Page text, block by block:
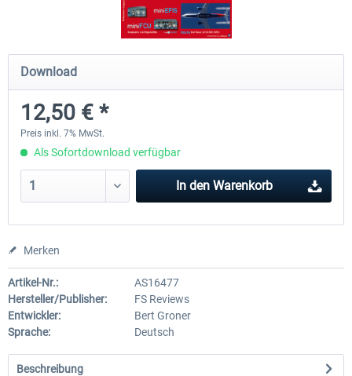
FS MAGAZIN - MSFS Airport Update
6,50 € *
Download
12,50 € *
Preis inkl. 7% MwSt.
Als Sofortdownload verfügbar
In den Warenkorb
Merken
Artikel-Nr.:
AS16477
Hersteller/Publisher:
FS Reviews
Entwickler:
Bert Groner
Sprache:
Deutsch
Beschreibung